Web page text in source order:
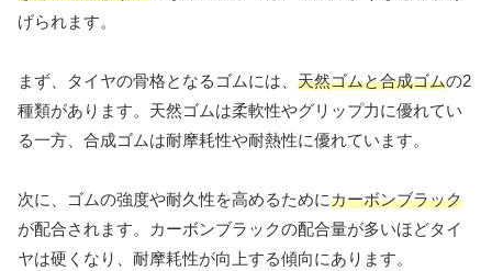
げられます。
まず、タイヤの骨格となるゴムには、 天然ゴムと合成ゴムの2
種類があります。天然ゴムは柔軟性やグリップ力に優れてい
る一方、合成ゴムは耐摩耗性や耐熱性に優れています。
次に、ゴムの強度や耐久性を高めるためにカーボンブラック
が配合されます。カーボンブラックの配合量が多いほどタイ
ヤは硬くなり、耐摩耗性が向上する傾向にあります。